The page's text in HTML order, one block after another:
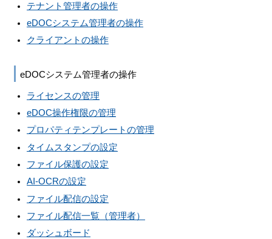
テナント管理者の操作
eDOCシステム管理者の操作
クライアントの操作
eDOCシステム管理者の操作
ライセンスの管理
eDOC操作権限の管理
プロパティテンプレートの管理
タイムスタンプの設定
ファイル保護の設定
AI-OCRの設定
ファイル配信の設定
ファイル配信一覧（管理者）
ダッシュボード